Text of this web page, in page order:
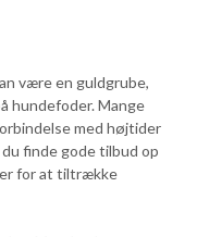
være en guldgrube,
hundefoder. Mange
med højtider
finde gode tilbud op
for at tiltrække